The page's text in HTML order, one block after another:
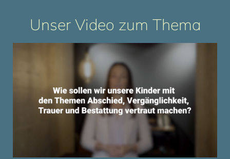
Unser Video zum Thema